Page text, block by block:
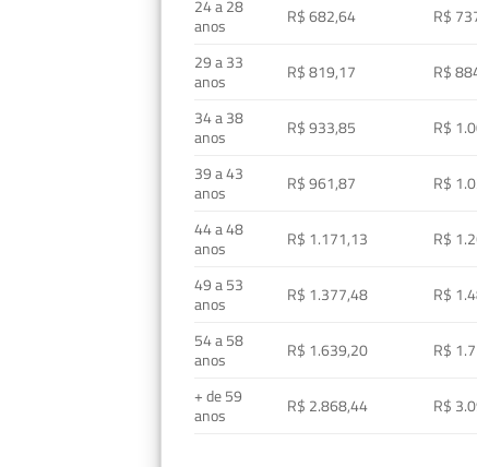
24 a 28
anos
R$ 682,64 R$
29 a 33
anos
R$ 819,17 R$
34 a 38
anos
R$ 933,85 R$
39 a 43
anos
R$ 961,87 R$
44 a 48
anos
R$ 1.171,13 R$
49 a 53
anos
R$ 1.377,48 R$
54 a 58
anos
R$ 1.639,20 R$
+ de 59
anos
R$ 2.868,44 R$